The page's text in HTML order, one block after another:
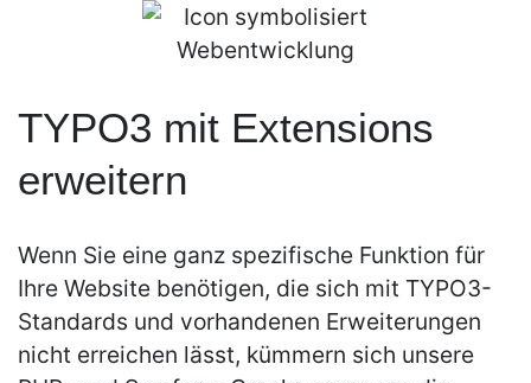
TYPO3 mit Extensions
erweitern
Wenn Sie eine ganz spezifische Funktion für
Ihre Website benötigen, die sich mit TYPO3-
Standards und vorhandenen Erweiterungen
nicht erreichen lässt, kümmern sich unsere